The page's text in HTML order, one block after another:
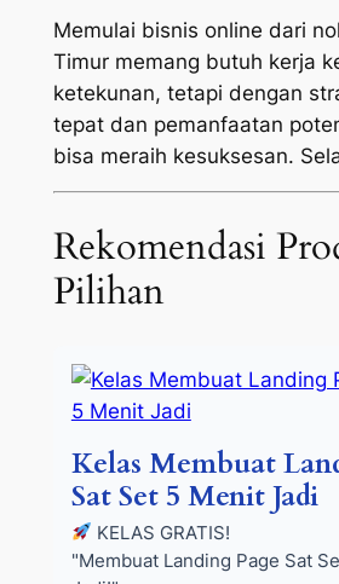
Memulai bisnis online dari
Timur memang butuh kerja
ketekunan, tetapi dengan
tepat dan pemanfaatan
bisa meraih kesuksesan.
Rekomendasi
Pilihan
Kelas Membuat
Sat Set 5 Menit Jadi
KELAS GRATIS!
"Membuat Landing Page Sat